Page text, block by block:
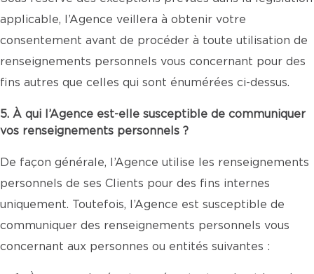
applicable, l’Agence veillera à obtenir votre
consentement avant de procéder à toute utilisation de
renseignements personnels vous concernant pour des
fins autres que celles qui sont énumérées ci-dessus.
5. À qui l’Agence est-elle susceptible de communiquer
vos renseignements personnels ?
De façon générale, l’Agence utilise les renseignements
personnels de ses Clients pour des fins internes
uniquement. Toutefois, l’Agence est susceptible de
communiquer des renseignements personnels vous
concernant aux personnes ou entités suivantes :